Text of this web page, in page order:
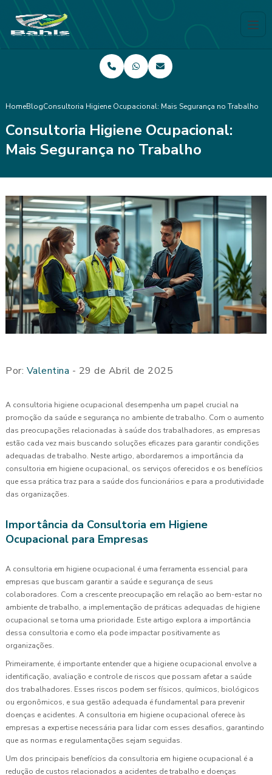
HomeBlogConsultoria Higiene Ocupacional: Mais Segurança no Trabalho
Consultoria Higiene Ocupacional:
Mais Segurança no Trabalho
Por: Valentina - 29 de Abril de 2025
A consultoria higiene ocupacional desempenha um papel crucial na
promoção da saúde e segurança no ambiente de trabalho. Com o aumento
das preocupações relacionadas à saúde dos trabalhadores, as empresas
estão cada vez mais buscando soluções eficazes para garantir condições
adequadas de trabalho. Neste artigo, abordaremos a importância da
consultoria em higiene ocupacional, os serviços oferecidos e os benefícios
que essa prática traz para a saúde dos funcionários e para a produtividade
das organizações.
Importância da Consultoria em Higiene
Ocupacional para Empresas
A consultoria em higiene ocupacional é uma ferramenta essencial para
empresas que buscam garantir a saúde e segurança de seus
colaboradores. Com a crescente preocupação em relação ao bem-estar no
ambiente de trabalho, a implementação de práticas adequadas de higiene
ocupacional se torna uma prioridade. Este artigo explora a importância
dessa consultoria e como ela pode impactar positivamente as
organizações.
Primeiramente, é importante entender que a higiene ocupacional envolve a
identificação, avaliação e controle de riscos que possam afetar a saúde
dos trabalhadores. Esses riscos podem ser físicos, químicos, biológicos
ou ergonômicos, e sua gestão adequada é fundamental para prevenir
doenças e acidentes. A consultoria em higiene ocupacional oferece às
empresas a expertise necessária para lidar com esses desafios, garantindo
que as normas e regulamentações sejam seguidas.
Um dos principais benefícios da consultoria em higiene ocupacional é a
redução de custos relacionados a acidentes de trabalho e doenças